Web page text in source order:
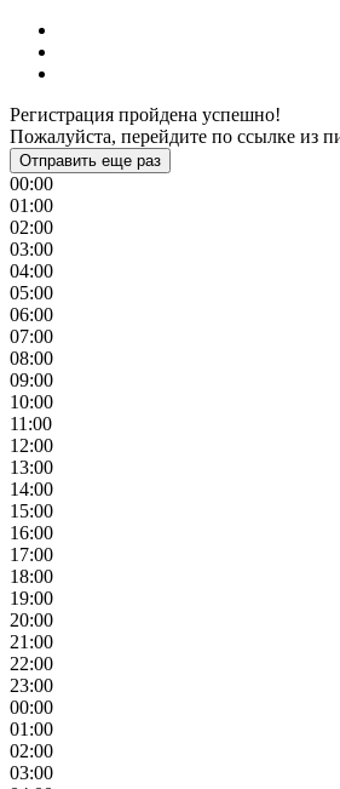
Регистрация пройдена успешно!
Пожалуйста, перейдите по ссылке из
Отправить еще раз
00:00
01:00
02:00
03:00
04:00
05:00
06:00
07:00
08:00
09:00
10:00
11:00
12:00
13:00
14:00
15:00
16:00
17:00
18:00
19:00
20:00
21:00
22:00
23:00
00:00
01:00
02:00
03:00